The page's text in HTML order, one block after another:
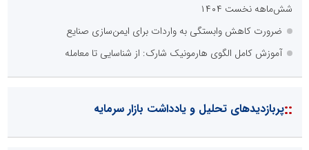
شش‌ماهه نخست ۱۴۰۴
ضرورت کاهش وابستگی به واردات برای ایمن‌سازی صنایع
آموزش کامل الگوی هارمونیک شارک: از شناسایی تا معامله
::پربازدیدهای تحلیل و یادداشت بازار سرمایه